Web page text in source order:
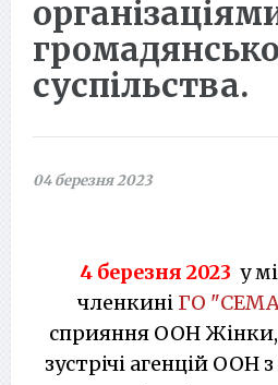
суспільства.
04 березня 2023
4 березня 2023 у
членкині ГО
сприяння ООН Жінки,
зустрічі агенцій ООН